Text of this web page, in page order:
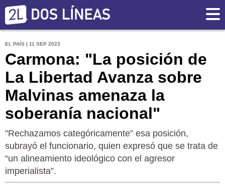
EL PAÍS | 11 SEP 2023
Carmona: "La posición de
La Libertad Avanza sobre
Malvinas amenaza la
soberanía nacional"
"Rechazamos categóricamente” esa posición,
subrayó el funcionario, quien expresó que se trata de
“un alineamiento ideológico con el agresor
imperialista”.